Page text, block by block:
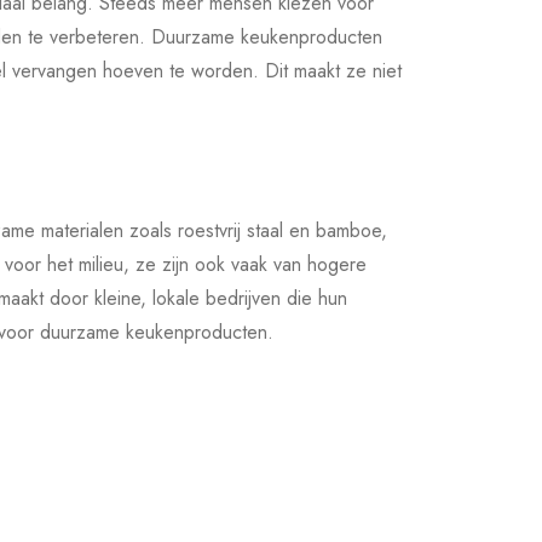
te verbeteren. Duurzame keukenproducten
vervangen hoeven te worden. Dit maakt ze niet
materialen zoals roestvrij staal en bamboe,
het milieu, ze zijn ook vaak van hogere
door kleine, lokale bedrijven die hun
duurzame keukenproducten.